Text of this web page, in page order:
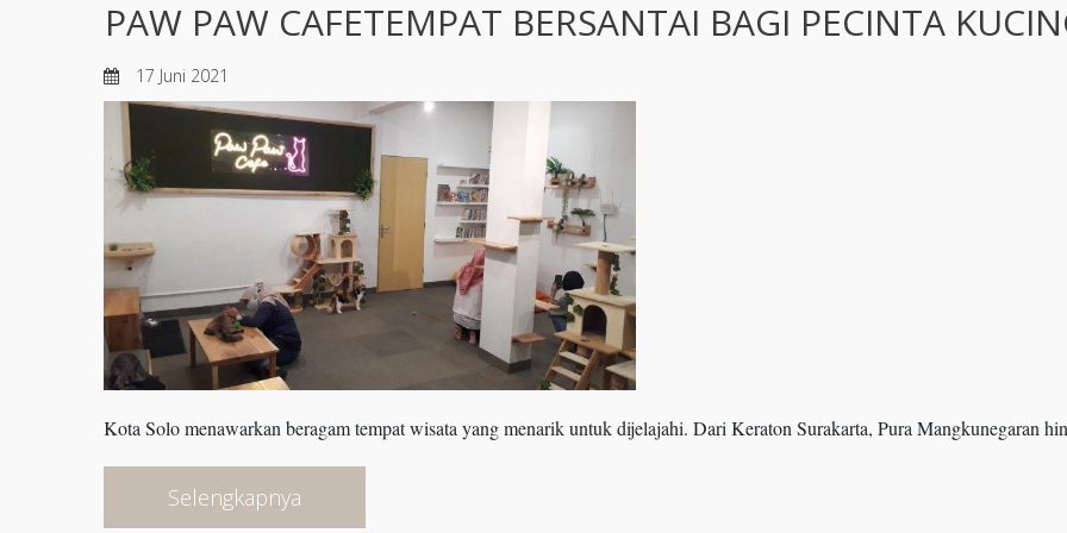
PAW PAW CAFETEMPAT BERSANTAI BAGI PECINTA
17 Juni 2021
Kota Solo menawarkan beragam tempat wisata yang menarik untuk dijelajahi. Dari Keraton Surakarta, Pura Mangkunegaran
Selengkapnya